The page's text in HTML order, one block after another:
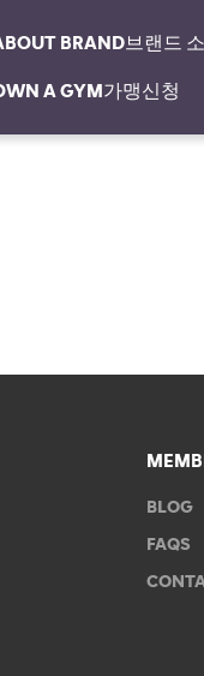
BRAND브랜드
A GYM가맹신청
BLOG
FAQS